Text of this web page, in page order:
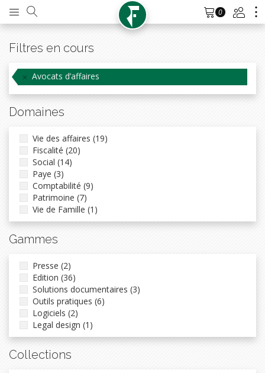
0
Filtres en cours
Avocats d’affaires
Domaines
Vie des affaires (19)
Fiscalité (20)
Social (14)
Paye (3)
Comptabilité (9)
Patrimoine (7)
Vie de Famille (1)
Gammes
Presse (2)
Edition (36)
Solutions documentaires (3)
Outils pratiques (6)
Logiciels (2)
Legal design (1)
Collections